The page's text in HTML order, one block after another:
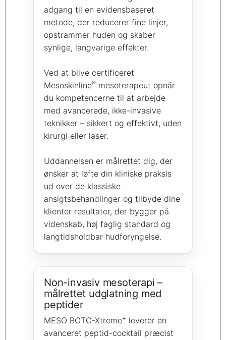
adgang til en evidensbaseret
metode, der reducerer fine linjer,
opstrammer huden og skaber
synlige, langvarige effekter.
Ved at blive certificeret
Mesoskinline® mesoterapeut opnår
du kompetencerne til at arbejde
med avancerede, ikke-invasive
teknikker – sikkert og effektivt, uden
kirurgi eller laser.
Uddannelsen er målrettet dig, der
ønsker at løfte din kliniske praksis
ud over de klassiske
ansigtsbehandlinger og tilbyde dine
klienter resultater, der bygger på
videnskab, høj faglig standard og
langtidsholdbar hudforyngelse.
Non-invasiv mesoterapi –
målrettet udglatning med
peptider
MESO BOTO-Xtreme+ leverer en
avanceret peptid-cocktail præcist